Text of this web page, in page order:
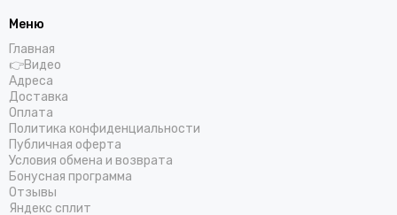
Меню
Главная
👉Видео
Адреса
Доставка
Оплата
Политика конфиденциальности
Публичная оферта
Условия обмена и возврата
Бонусная программа
Отзывы
Яндекс сплит